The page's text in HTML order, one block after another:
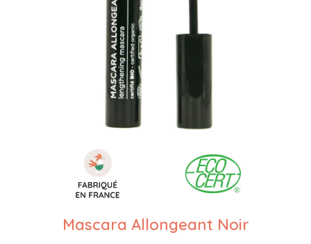
Mascara Allongeant Noir